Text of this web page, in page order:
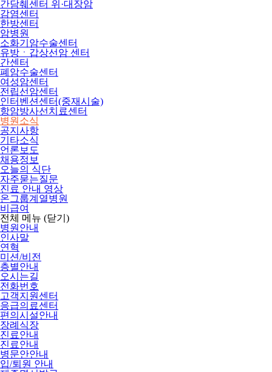
간담췌센터 위·대장암
감염센터
한방센터
암병원
소화기암수술센터
유방ㆍ갑상선암 센터
간센터
폐암수술센터
여성암센터
전립선암센터
인터벤션센터(중재시술)
항암방사선치료센터
병원소식
공지사항
기타소식
언론보도
채용정보
오늘의 식단
자주묻는질문
진료 안내 영상
온그룹계열병원
비급여
전체 메뉴 (닫기)
병원안내
인사말
연혁
미션/비전
층별안내
오시는길
전화번호
고객지원센터
응급의료센터
편의시설안내
장례식장
진료안내
진료안내
병문안안내
입/퇴원 안내